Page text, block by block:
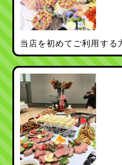
500名様以下
利用シ
セミナー・講演会
イベント
社内懇親会・
記念式典
学校での謝恩会・
交流会
当店を初めてご利用する